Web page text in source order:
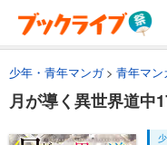
少年・青年マンガ 青年マン
月が導く異世界道中
月が導く異世
748円 (税込)